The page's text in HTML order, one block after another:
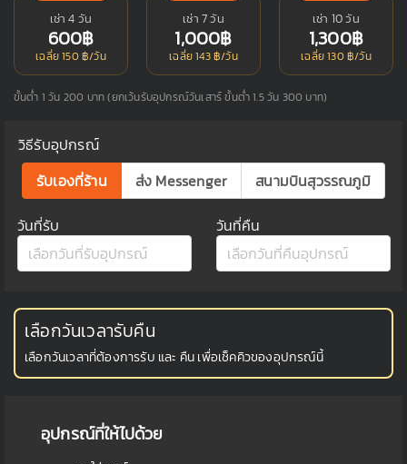
เช่า 4 วัน
600฿
เฉลี่ย 150 ฿/วัน
เช่า 7 วัน
1,000฿
เฉลี่ย 143 ฿/วัน
เช่า 10 วัน
1,300฿
เฉลี่ย 130 ฿/วัน
ขั้นต่ำ 1 วัน 200 บาท (ยกเว้นรับอุปกรณ์วันเสาร์ ขั้นต่ำ 1.5 วัน 300 บาท)
วิธีรับอุปกรณ์
รับเองที่ร้าน
ส่ง Messenger สนามบินสุวรรณภูมิ
วันที่รับ วันที่คืน
เลือกวันเวลารับคืน
เลือกวันเวลาที่ต้องการรับ และ คืน เพื่อเช็คคิวของอุปกรณ์นี้
อุปกรณ์ที่ให้ไปด้วย